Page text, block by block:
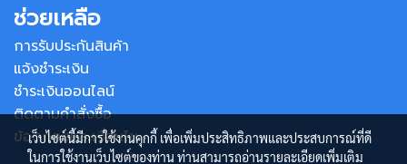
ช่วยเหลือ
การรับประกันสินค้า
แจ้งชำระเงิน
ชำระเงินออนไลน์
ติดตามคำสั่งซื้อ
ข้อตกลงและเงื่อนไข
เว็บไซต์นี้มีการใช้งานคุกกี้ เพื่อเพิ่มประสิทธิภาพและประสบการณ์ที่ดี
ในการใช้งานเว็บไซต์ของท่าน ท่านสามารถอ่านรายละเอียดเพิ่มเติม